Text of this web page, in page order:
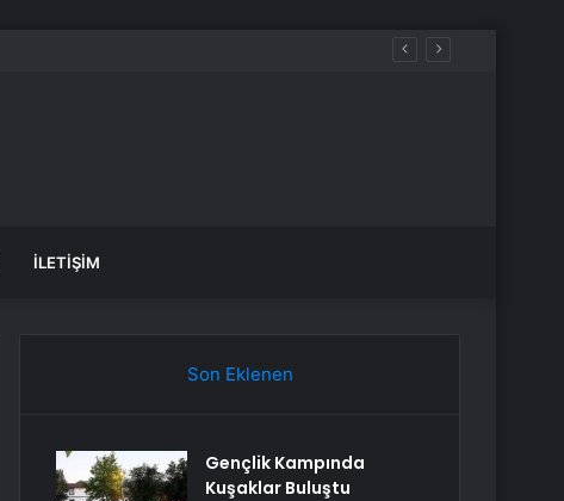
İLETIŞIM
Son Eklenen
Gençlik Kampında
Kuşaklar Buluştu